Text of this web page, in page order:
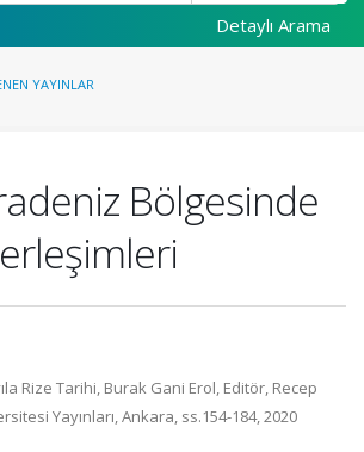
Detaylı Arama
YAYINLAR
Bölgesinde
Rize Tarihi, Burak Gani Erol, Editör, Recep
Yayınları, Ankara, ss.154-184, 2020